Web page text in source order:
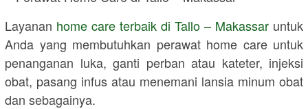
Layanan home care terbaik di Tallo – Makassar untuk
Anda yang membutuhkan perawat home care untuk
penanganan luka, ganti perban atau kateter, injeksi
obat, pasang infus atau menemani lansia minum obat
dan sebagainya.